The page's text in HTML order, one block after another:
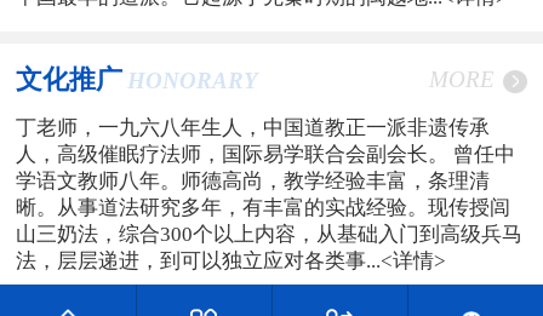
文化推广 HONORARY MORE
丁老师，一九六八年生人，中国道教正一派非遗传承
人，高级催眠疗法师，国际易学联合会副会长。 曾任中
学语文教师八年。师德高尚，教学经验丰富，条理清
晰。从事道法研究多年，有丰富的实战经验。现传授闾
山三奶法，综合300个以上内容，从基础入门到高级兵马
法，层层递进，到可以独立应对各类事...<详情>